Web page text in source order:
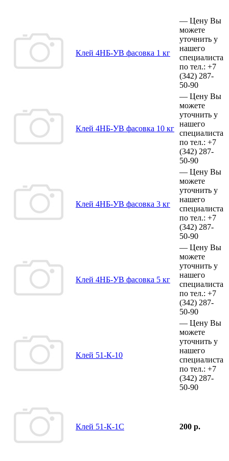
Клей 4НБ-УВ фасовка 1 кг
— Цену Вы
можете
уточнить у
нашего
специалиста
по тел.: +7
(342) 287-
50-90
Клей 4НБ-УВ фасовка 10 кг
— Цену Вы
можете
уточнить у
нашего
специалиста
по тел.: +7
(342) 287-
50-90
Клей 4НБ-УВ фасовка 3 кг
— Цену Вы
можете
уточнить у
нашего
специалиста
по тел.: +7
(342) 287-
50-90
Клей 4НБ-УВ фасовка 5 кг
— Цену Вы
можете
уточнить у
нашего
специалиста
по тел.: +7
(342) 287-
50-90
Клей 51-К-10
— Цену Вы
можете
уточнить у
нашего
специалиста
по тел.: +7
(342) 287-
50-90
Клей 51-К-1С 200 р.